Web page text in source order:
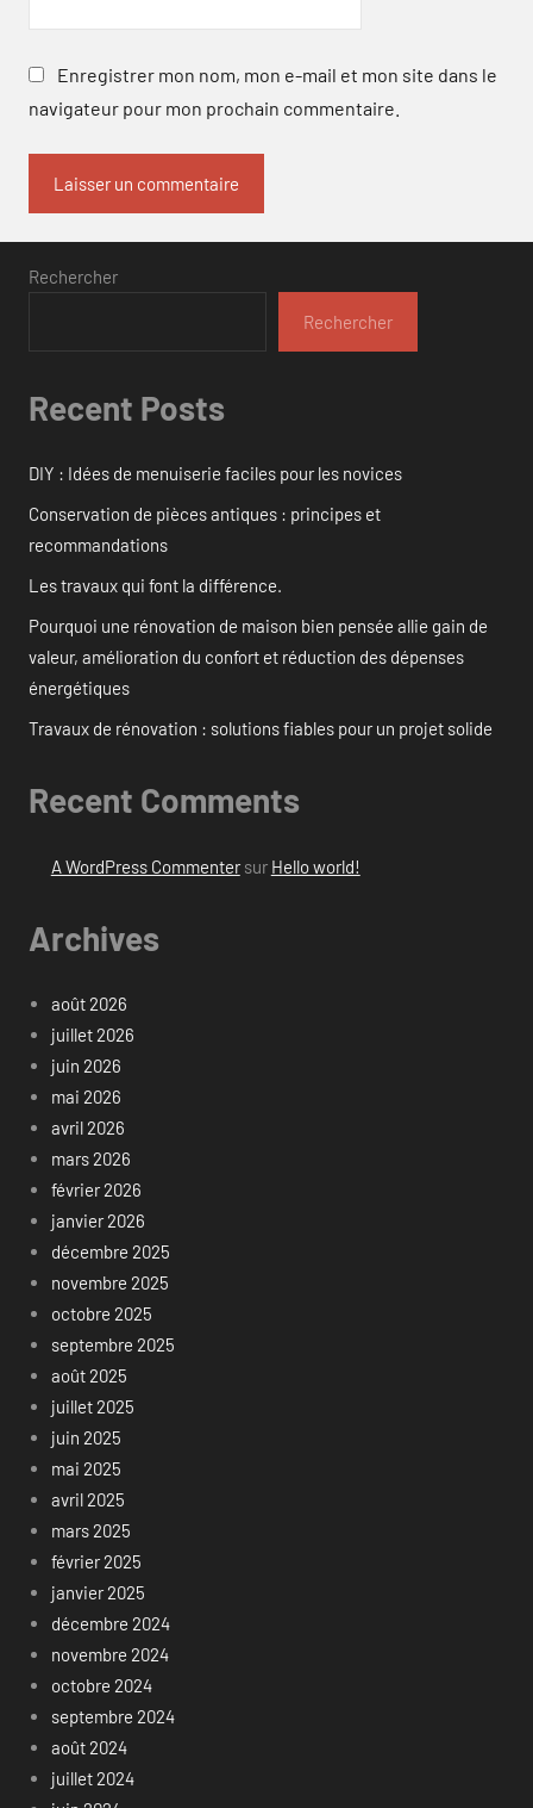
Enregistrer mon nom, mon e-mail et mon site dans le
navigateur pour mon prochain commentaire.
Rechercher
Rechercher
Recent Posts
DIY : Idées de menuiserie faciles pour les novices
Conservation de pièces antiques : principes et
recommandations
Les travaux qui font la différence.
Pourquoi une rénovation de maison bien pensée allie gain de
valeur, amélioration du confort et réduction des dépenses
énergétiques
Travaux de rénovation : solutions fiables pour un projet solide
Recent Comments
A WordPress Commentersur Hello world!
Archives
août 2026
juillet 2026
juin 2026
mai 2026
avril 2026
mars 2026
février 2026
janvier 2026
décembre 2025
novembre 2025
octobre 2025
septembre 2025
août 2025
juillet 2025
juin 2025
mai 2025
avril 2025
mars 2025
février 2025
janvier 2025
décembre 2024
novembre 2024
octobre 2024
septembre 2024
août 2024
juillet 2024